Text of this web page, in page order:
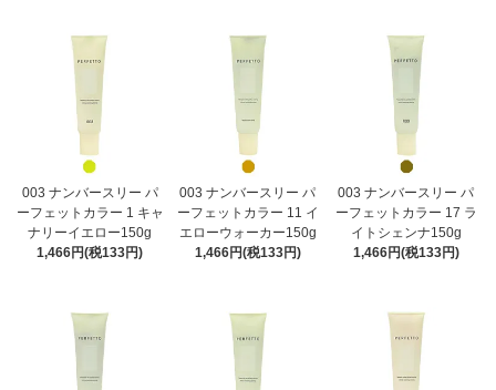
003 ナンバースリー パ
ーフェットカラー 1 キャ
ナリーイエロー150g
1,466円(税133円)
003 ナンバースリー パ
ーフェットカラー 11 イ
エローウォーカー150g
1,466円(税133円)
003 ナンバースリー パ
ーフェットカラー 17 ラ
イトシェンナ150g
1,466円(税133円)